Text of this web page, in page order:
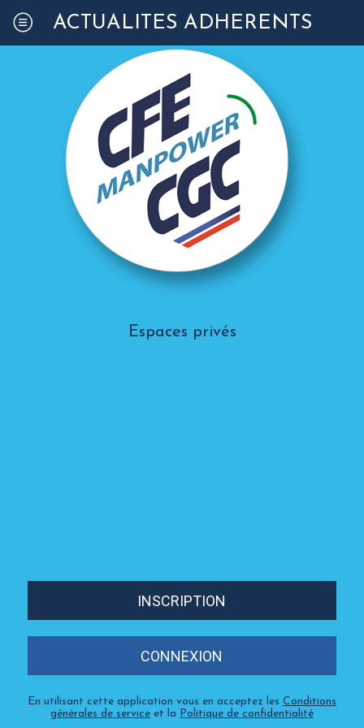
ACTUALITÉS ADHÉRENTS
Espaces privés
INSCRIPTION
CONNEXION
En utilisant cette application vous en acceptez les Conditions
générales de service et la Politique de confidentialité